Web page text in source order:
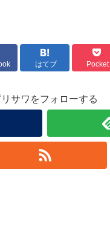
はてブ Pocket
リサワをフォローする